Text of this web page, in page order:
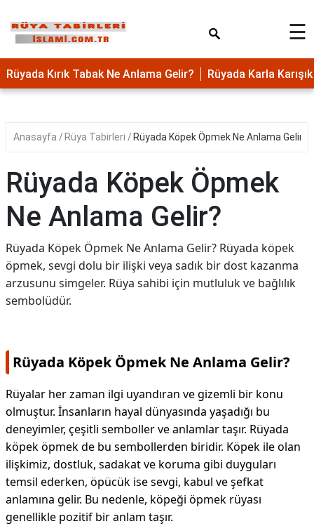
☰
Rüyada Kırık Tabak Ne Anlama Gelir? Rüyada Karla
Anasayfa Rüya Tabirleri Rüyada Köpek Öpmek Ne Anlama Gelir?
Rüyada Köpek Öpmek
Ne Anlama Gelir?
Rüyada Köpek Öpmek Ne Anlama Gelir? Rüyada köpek
öpmek, sevgi dolu bir ilişki veya sadık bir dost kazanma
arzusunu simgeler. Rüya sahibi için mutluluk ve bağlılık
sembolüdür.
Rüyada Köpek Öpmek Ne Anlama Gelir?
Rüyalar her zaman ilgi uyandıran ve gizemli bir konu
olmuştur. İnsanların hayal dünyasında yaşadığı bu
deneyimler, çeşitli semboller ve anlamlar taşır. Rüyada
köpek öpmek de bu sembollerden biridir. Köpek ile olan
ilişkimiz, dostluk, sadakat ve koruma gibi duyguları
temsil ederken, öpücük ise sevgi, kabul ve şefkat
anlamına gelir. Bu nedenle, köpeği öpmek rüyası
genellikle pozitif bir anlam taşır.